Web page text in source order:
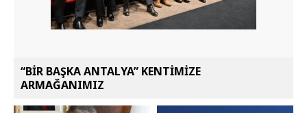
“BİR BAŞKA ANTALYA” KENTİMİZE
ARMAĞANIMIZ